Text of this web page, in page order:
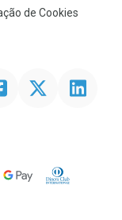
de Cookies
Twitter Linkedin
Google PayDiners Club